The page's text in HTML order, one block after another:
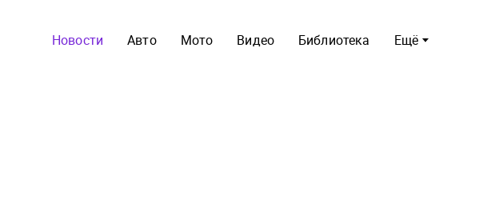
Ещё
Новости Авто Мото Видео Библиотека